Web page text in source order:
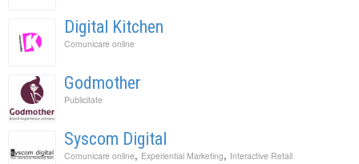
Digital Kitchen
Comunicare online
Godmother
Publicitate
Syscom Digital
Comunicare online, Experiential Marketing, Interactive Retail